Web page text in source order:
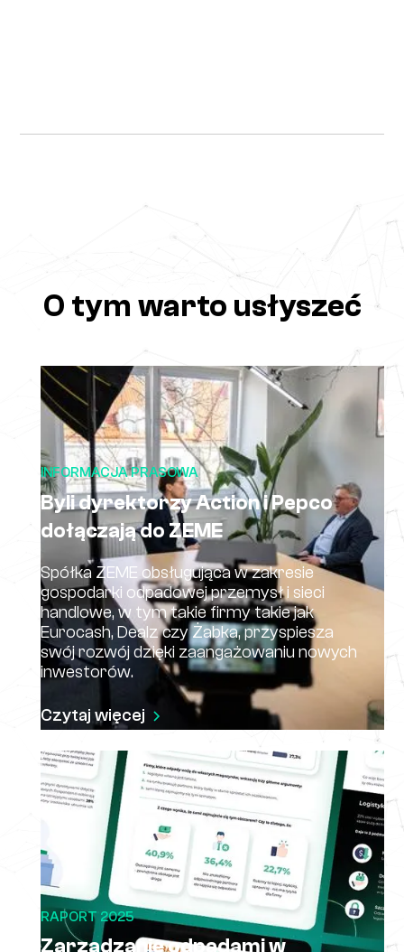
O tym warto usłyszeć
INFORMACJA PRASOWA
Byli dyrektorzy Action i Pepco
dołączają do ZEME
Spółka ZEME obsługująca w zakresie
gospodarki odpadowej przemysł i sieci
handlowe, w tym takie firmy takie jak
Eurocash, Dealz czy Żabka, przyspiesza
swój rozwój dzięki zaangażowaniu nowych
inwestorów.
Czytaj więcej
RAPORT 2025
Zarządzanie odpadami w